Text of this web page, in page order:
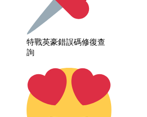
特戰英豪錯誤碼修復查
詢